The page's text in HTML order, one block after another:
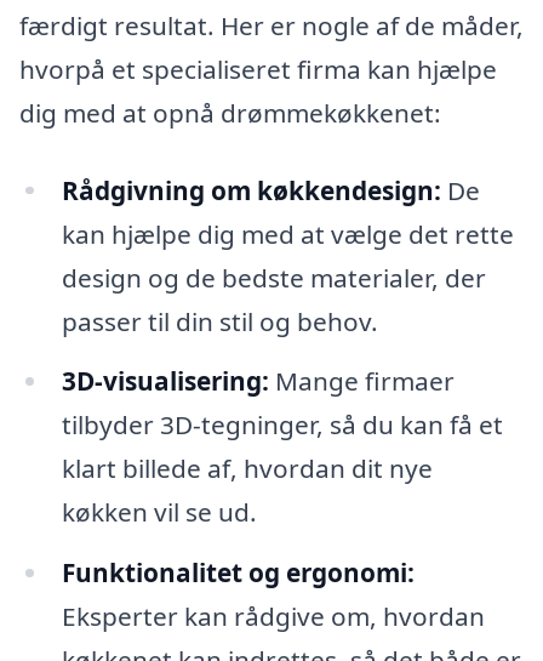
færdigt resultat. Her er nogle af de måder,
hvorpå et specialiseret firma kan hjælpe
dig med at opnå drømmekøkkenet:
Rådgivning om køkkendesign: De
kan hjælpe dig med at vælge det rette
design og de bedste materialer, der
passer til din stil og behov.
3D-visualisering: Mange firmaer
tilbyder 3D-tegninger, så du kan få et
klart billede af, hvordan dit nye
køkken vil se ud.
Funktionalitet og ergonomi:
Eksperter kan rådgive om, hvordan